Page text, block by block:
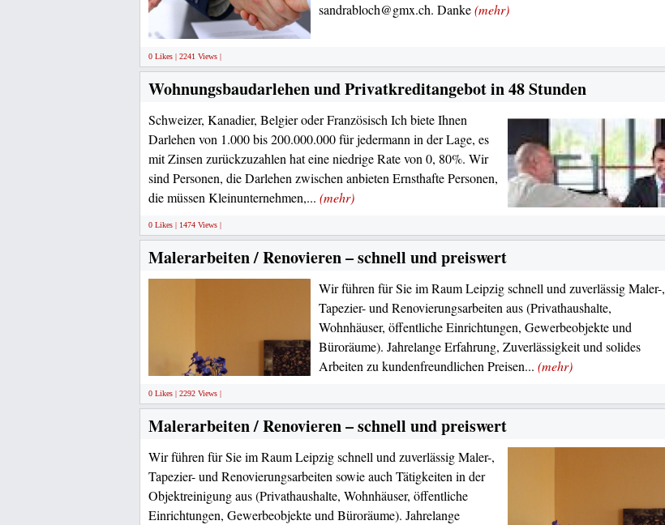
sandrabloch@gmx.ch. Danke(mehr)
0 Likes | 2241 Views |
Wohnungsbaudarlehen und Privatkreditangebot in 48 Stunden
Schweizer, Kanadier, Belgier oder Französisch Ich biete Ihnen
Darlehen von 1.000 bis 200.000.000 für jedermann in der Lage, es
mit Zinsen zurückzuzahlen hat eine niedrige Rate von 0, 80%. Wir
sind Personen, die Darlehen zwischen anbieten Ernsthafte Personen,
die müssen Kleinunternehmen,... (mehr)
0 Likes | 1474 Views |
Malerarbeiten / Renovieren – schnell und preiswert
Wir führen für Sie im Raum Leipzig schnell und zuverlässig Maler-,
Tapezier- und Renovierungsarbeiten aus (Privathaushalte,
Wohnhäuser, öffentliche Einrichtungen, Gewerbeobjekte und
Büroräume). Jahrelange Erfahrung, Zuverlässigkeit und solides
Arbeiten zu kundenfreundlichen Preisen... (mehr)
0 Likes | 2292 Views |
Malerarbeiten / Renovieren – schnell und preiswert
Wir führen für Sie im Raum Leipzig schnell und zuverlässig Maler-,
Tapezier- und Renovierungsarbeiten sowie auch Tätigkeiten in der
Objektreinigung aus (Privathaushalte, Wohnhäuser, öffentliche
Einrichtungen, Gewerbeobjekte und Büroräume). Jahrelange